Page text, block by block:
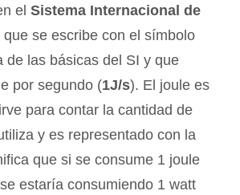
el Sistema Internacional de
que se escribe con el símbolo
de las básicas del SI y que
por segundo (1J/s). El joule es
para contar la cantidad de
y es representado con la
que si se consume 1 joule
estaría consumiendo 1 watt